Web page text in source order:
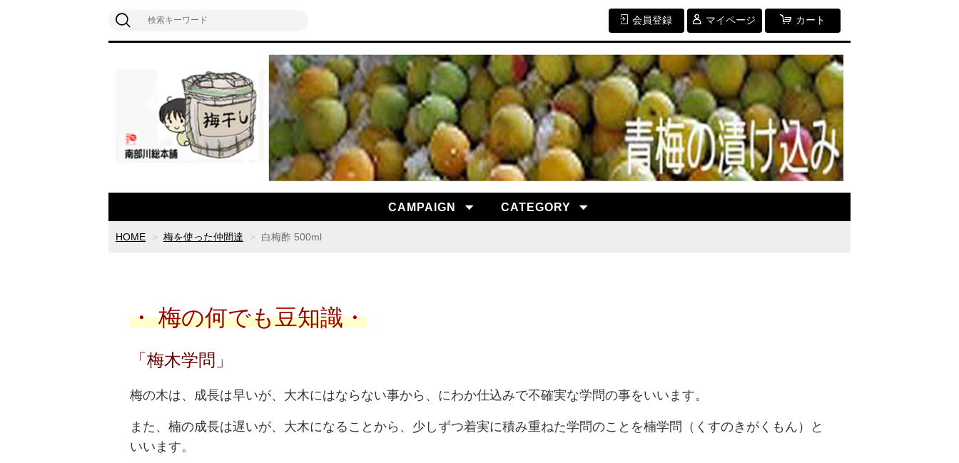
会員登録 マイページ カート
CAMPAIGN CATEGORY
HOME 梅を使った仲間達 白梅酢 500ml
・ 梅の何でも豆知識・
「梅木学問」
梅の木は、成長は早いが、大木にはならない事から、にわか仕込みで不確実な学問の事をいいます。
また、楠の成長は遅いが、大木になることから、少しずつ着実に積み重ねた学問のことを楠学問（くすのきがくもん）と
いいます。